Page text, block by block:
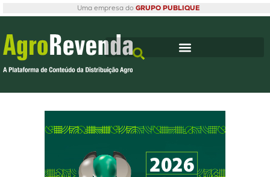
Uma empresa do GRUPO PUBLIQUE